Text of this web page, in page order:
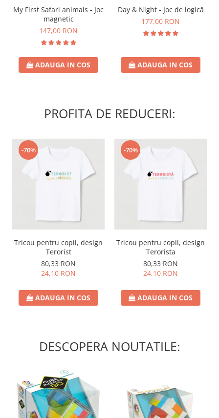
My First Safari animals - Joc
magnetic
147,00 RON
ADAUGA IN COS
Day & Night - Joc de logică
177,00 RON
ADAUGA IN COS
PROFITA DE REDUCERI:
-70%
Tricou pentru copii, design
Terorist
80,33 RON
24,10 RON
ADAUGA IN COS
-70%
Tricou pentru copii, design
Terorista
80,33 RON
24,10 RON
ADAUGA IN COS
DESCOPERA NOUTATILE: